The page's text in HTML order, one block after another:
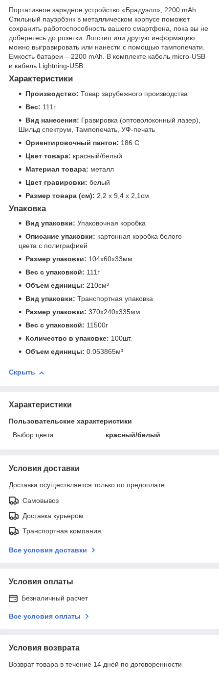
Портативное зарядное устройство «Брадуэлл», 2200 mAh.
Стильный пауэрбэнк в металлическом корпусе поможет
сохранить работоспособность вашего смартфона, пока вы не
доберетесь до розетки. Логотип или другую информацию
можно выгравировать или нанести с помощью тампопечати.
Емкость батареи – 2200 mAh. В комплекте кабель micro-USB
и кабель Lightning-USB.
Характеристики
Производство: Товар зарубежного производства
Вес: 111г
Вид нанесения: Гравировка (оптоволоконный лазер),
Шильд спектрум, Тампопечать, УФ-печать
Ориентировочный пантон: 186 C
Цвет товара: красный/белый
Материал товара: металл
Цвет гравировки: белый
Размер товара (см): 2,2 х 9,4 х 2,1см
Упаковка
Вид упаковки: Упаковочная коробка
Описание упаковки: картонная коробка белого
цвета с полиграфией
Размер упаковки: 104x60x33мм
Вес с упаковкой: 111г
Объем единицы: 210см³
Вид упаковки: Транспортная упаковка
Размер упаковки: 370x240x335мм
Вес с упаковкой: 11500г
Количество в упаковке: 100шт.
Объем единицы: 0.053865м³
Скрыть
Характеристики
Пользовательские характеристики
Выбор цвета
красный/белый
Условия доставки
Доставка осуществляется только по предоплате.
Самовывоз
Доставка курьером
Транспортная компания
Все условия доставки
Условия оплаты
Безналичный расчет
Все условия оплаты
Условия возврата
Возврат товара в течение 14 дней по договоренности